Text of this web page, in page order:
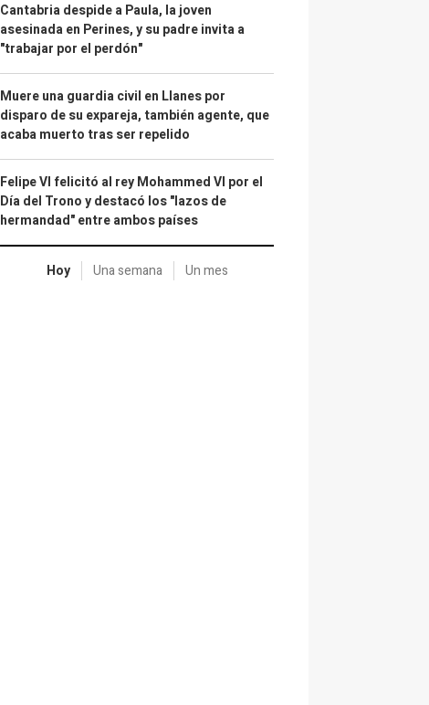
Cantabria despide a Paula, la joven
asesinada en Perines, y su padre invita a
"trabajar por el perdón"
Muere una guardia civil en Llanes por
disparo de su expareja, también agente, que
acaba muerto tras ser repelido
Felipe VI felicitó al rey Mohammed VI por el
Día del Trono y destacó los "lazos de
hermandad" entre ambos países
Hoy Una semana Un mes